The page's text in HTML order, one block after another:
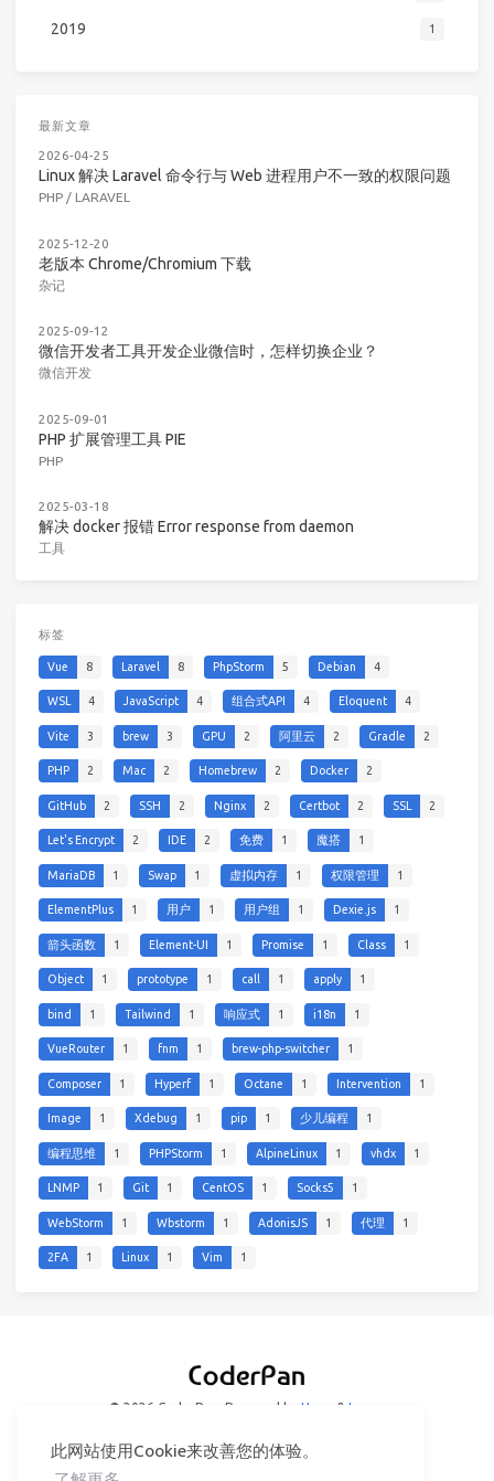
此网站使用Cookie来改善您的体验。
2019 1
最新文章
2026-04-25
Linux 解决 Laravel 命令行与 Web 进程用户不一致的权限问题
PHP / LARAVEL
2025-12-20
老版本 Chrome/Chromium 下载
杂记
2025-09-12
微信开发者工具开发企业微信时，怎样切换企业？
微信开发
2025-09-01
PHP 扩展管理工具 PIE
PHP
2025-03-18
解决 docker 报错 Error response from daemon
工具
标签
Vue 8 Laravel 8 PhpStorm 5 Debian 4
WSL 4 JavaScript 4 组合式API 4 Eloquent 4
Vite 3 brew 3 GPU 2 阿里云 2 Gradle 2
PHP 2 Mac 2 Homebrew 2 Docker 2
GitHub 2 SSH 2 Nginx 2 Certbot 2 SSL 2
Let's Encrypt 2 IDE 2 免费 1 魔搭 1
MariaDB 1 Swap 1 虚拟内存 1 权限管理 1
ElementPlus 1 用户 1 用户组 1 Dexie.js 1
箭头函数 1 Element-UI 1 Promise 1 Class 1
Object 1 prototype 1 call 1 apply 1
bind 1 Tailwind 1 响应式 1 i18n 1
VueRouter 1 fnm 1 brew-php-switcher 1
Composer 1 Hyperf 1 Octane 1 Intervention 1
Image 1 Xdebug 1 pip 1 少儿编程 1
编程思维 1 PHPStorm 1 AlpineLinux 1 vhdx 1
LNMP 1 Git 1 CentOS 1 Socks5 1
WebStorm 1 Wbstorm 1 AdonisJS 1 代理 1
2FA 1 Linux 1 Vim 1
© 2026 CoderPan Powered by Hexo & Icarus